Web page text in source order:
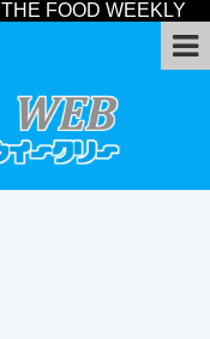
THE FOOD WEEKLY